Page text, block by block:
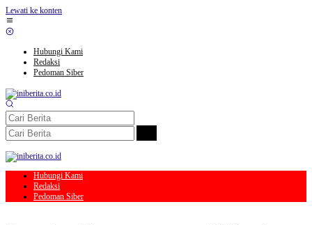
Lewati ke konten
Hubungi Kami
Redaksi
Pedoman Siber
Hubungi Kami
Redaksi
Pedoman Siber